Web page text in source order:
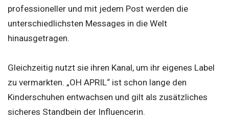
professioneller und mit jedem Post werden die
unterschiedlichsten Messages in die Welt
hinausgetragen.
Gleichzeitig nutzt sie ihren Kanal, um ihr eigenes Label
zu vermarkten. „OH APRIL“ ist schon lange den
Kinderschuhen entwachsen und gilt als zusätzliches
sicheres Standbein der Influencerin.